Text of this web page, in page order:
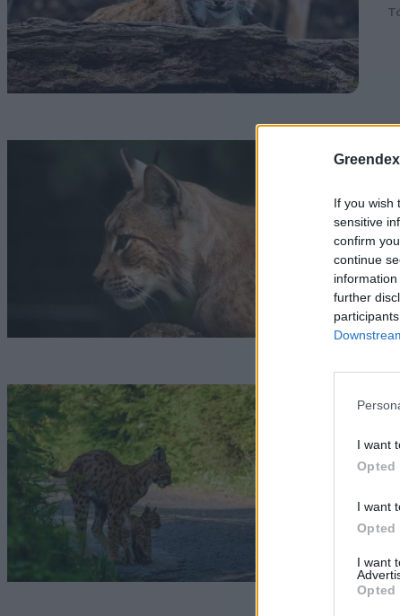
If you wish
sensitive
confirm
continue
further
I want
Opted
I want
Opted
I want
Opted